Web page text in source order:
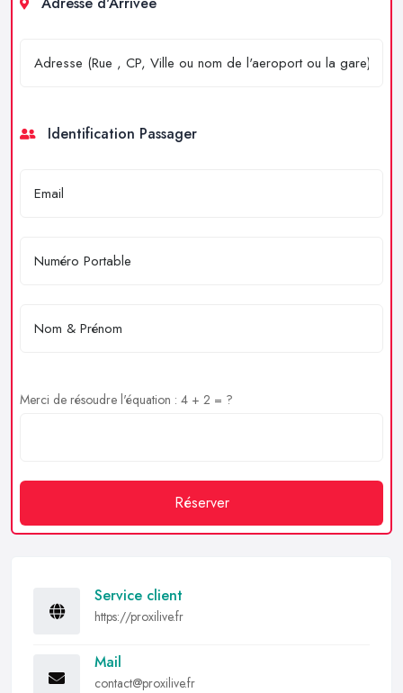
Identification Passager
Merci de résoudre l'équation : 4 + 2 = ?
Réserver
Service client
https://proxilive.fr
Mail
contact@proxilive.fr